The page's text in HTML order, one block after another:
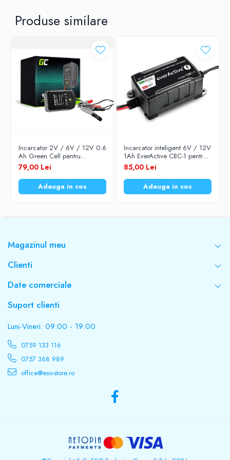
Produse similare
Incarcator 2V / 6V / 12V 0.6
Ah Green Cell pentru
acumulatori stationari etansi
plumb-acid VRLA SLA AGM
GEL ACAGM05
79,00 Lei
Adauga in cos
Incarcator inteligent 6V / 12V
1Ah EverActive CBC-1 pentru
acumulatori stationari etansi
plumb-acid VRLA SLA AGM
GEL
85,00 Lei
Adauga in cos
Magazinul meu
Clienti
Date comerciale
Suport clienti
Luni-Vineri: 09:00 - 19:00
0759 133 116
0757 368 989
office@eso-store.ro